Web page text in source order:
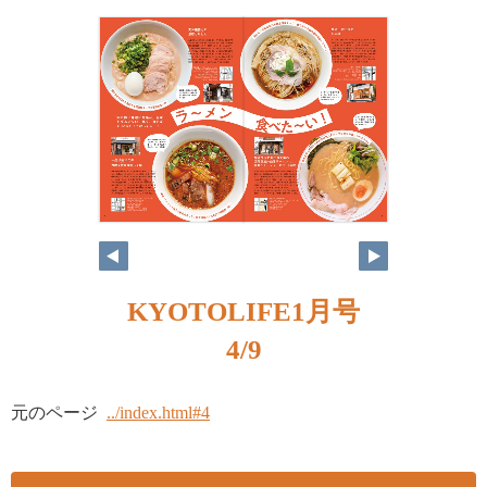
KYOTOLIFE1月号
4/9
元のページ ../index.html#4